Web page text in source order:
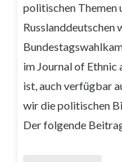
politischen Themen
Russlanddeutschen
im Journal of Ethnic
ist, auch verfügbar
wir die politischen
Der folgende